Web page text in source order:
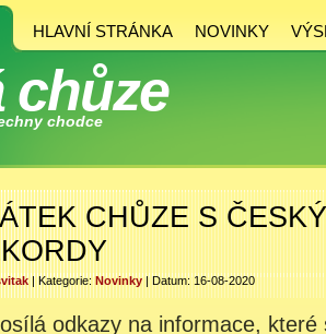
HLAVNÍ STRÁNKA NOVINKY
chůze
chodce
CHŮZE S
| Kategorie:Novinky| Datum: 16-08-2020
odkazy na informace,